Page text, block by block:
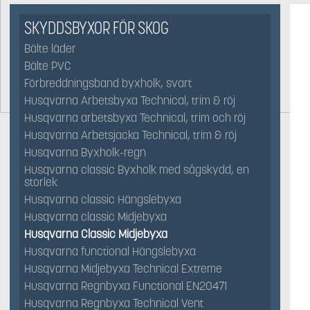
SKYDDSBYXOR FÖR SKOG
Bälte läder
Bälte PVC
Förbreddningsband byxholk, svart
Husqvarna Arbetsbyxa Technical, trim & röj
Husqvarna arbetsbyxa Technical, trim och röj
Husqvarna Arbetsjacka Technical, trim & röj
Husqvarna Byxholk-regn
Husqvarna classic Byxholk med sågskydd, en
storlek
Husqvarna classic Hängslebyxa
Husqvarna classic Midjebyxa
Husqvarna Classic Midjebyxa
Husqvarna functional Hängslebyxa
Husqvarna Midjebyxa Technical Extreme
Husqvarna Regnbyxa Functional EN20471
Husqvarna Regnbyxa Technical Vent